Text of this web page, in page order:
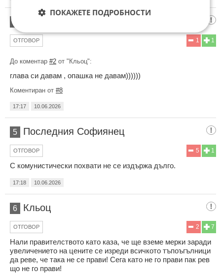
1
1
ОТГОВОР
До коментар #2 от "Кльоц":
глава си давам , опашка не давам))))))
Коментиран от #8
17:17 10.06.2026
5 Последния Софиянец
1
5
ОТГОВОР
С комунистически похвати не се издържа дълго.
17:18 10.06.2026
6 Кльоц
7
2
ОТГОВОР
Нали правителството като каза, че ще вземе мерки заради
увеличението на цените се изреди всичкото тъпоъгълници
да реве, че така не се прави! Сега като не го прави пак рев
що не го прави!
ПОКАЖЕТЕ ПОДРОБНОСТИ